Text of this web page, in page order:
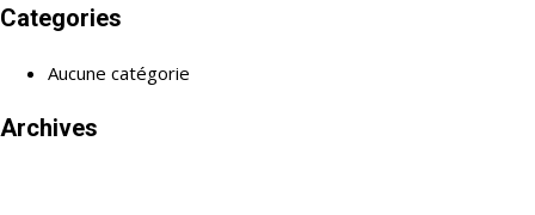
Categories
Aucune catégorie
Archives